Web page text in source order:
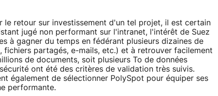
retour sur investissement d'un tel projet, il est certain
jugé non performant sur l'intranet, l'intérêt de Suez
à gagner du temps en fédérant plusieurs dizaines de
fichiers partagés, e-mails, etc.) et à retrouver facilement
de documents, soit plusieurs To de données
ont été des critères de validation très suivis.
également de sélectionner PolySpot pour équiper ses
performante.